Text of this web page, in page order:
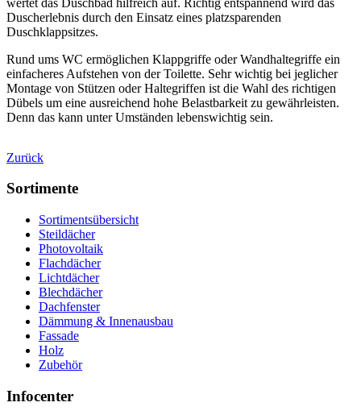
Duscherlebnis durch den Einsatz eines platzsparenden
Duschklappsitzes.
Rund ums WC ermöglichen Klappgriffe oder Wandhaltegriffe ein
einfacheres Aufstehen von der Toilette. Sehr wichtig bei jeglicher
Montage von Stützen oder Haltegriffen ist die Wahl des richtigen
Dübels um eine ausreichend hohe Belastbarkeit zu gewährleisten.
Denn das kann unter Umständen lebenswichtig sein.
Zurück
Sortimente
Sortimentsübersicht
Steildächer
Photovoltaik
Flachdächer
Lichtdächer
Blechdächer
Dachfenster
Dämmung & Innenausbau
Fassade
Holz
Zubehör
Infocenter